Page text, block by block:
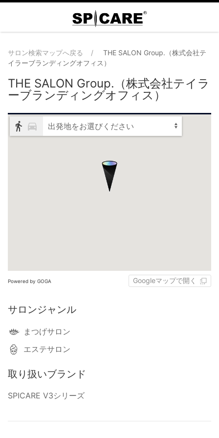
サロン検索マップへ戻る
THE SALON Group.（株式会社テ
イラーブランディングオフィス）
THE SALON Group.（株式会社テイラ
ーブランディングオフィス）
出発地をお選びください
Powered by GOGA Googleマップで開く
サロンジャンル
まつげサロン
エステサロン
取り扱いブランド
SPICARE V3シリーズ